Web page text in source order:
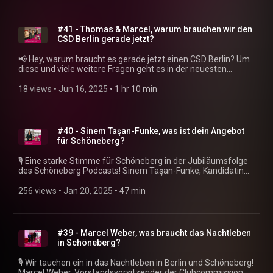
besondere Gräber, den Sozialen Donnerstag und den
November Rainbow. Du findest alles zum Podcast, alte Folgen
und unsere Lieblingsorte auf https://podcast.dein-
schoeneberg.de/⁠ Produzent: Justin Sudbrak
(https://sudbrak.eu)
#41 - Thomas & Marcel, warum brauchen wir den
CSD Berlin gerade jetzt?
📢 Hey, warum braucht es gerade jetzt einen CSD Berlin? Um
diese und viele weitere Fragen geht es in der neuesten
Marcel Voges aus dem Vorstand des Vereins im Gespräch mit
18 views • Jun 16, 2025 • 1 hr 10 min
#40 - Sinem Taşan-Funke, was ist dein Angebot
für Schöneberg?
🎙️ Eine starke Stimme für Schöneberg in der Jubiläumsfolge
des Schöneberg Podcasts! Sinem Taşan-Funke, Kandidatin
Spezialgast in der 40. Folge des Schöneberg Podcasts mit
Schuldenbremse auf unseren Bezirk auswirkt. Zu Sinem:
https://sinem-tasan-funke.de https://podcast.dein-
schoeneberg.de⁠
256 views • Jan 20, 2025 • 47 min
#39 - Marcel Weber, was braucht das Nachtleben
in Schöneberg?
🎙️ Wir tauchen ein in das Nachtleben in Berlin und Schöneberg!